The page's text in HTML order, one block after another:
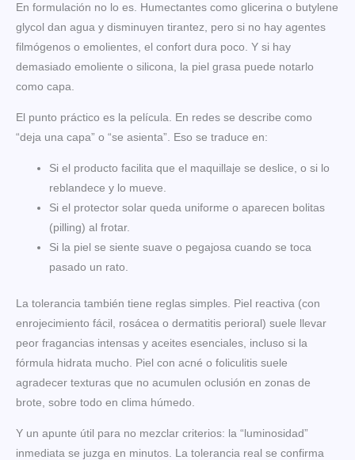
En formulación no lo es. Humectantes como glicerina o butylene
glycol dan agua y disminuyen tirantez, pero si no hay agentes
filmógenos o emolientes, el confort dura poco. Y si hay
demasiado emoliente o silicona, la piel grasa puede notarlo
como capa.
El punto práctico es la película. En redes se describe como
“deja una capa” o “se asienta”. Eso se traduce en:
Si el producto facilita que el maquillaje se deslice, o si lo
reblandece y lo mueve.
Si el protector solar queda uniforme o aparecen bolitas
(pilling) al frotar.
Si la piel se siente suave o pegajosa cuando se toca
pasado un rato.
La tolerancia también tiene reglas simples. Piel reactiva (con
enrojecimiento fácil, rosácea o dermatitis perioral) suele llevar
peor fragancias intensas y aceites esenciales, incluso si la
fórmula hidrata mucho. Piel con acné o foliculitis suele
agradecer texturas que no acumulen oclusión en zonas de
brote, sobre todo en clima húmedo.
Y un apunte útil para no mezclar criterios: la “luminosidad”
inmediata se juzga en minutos. La tolerancia real se confirma